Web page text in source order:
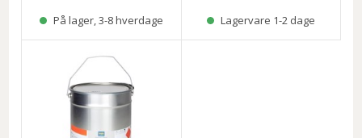
På lager, 3-8 hverdage Lagervare 1-2 dage